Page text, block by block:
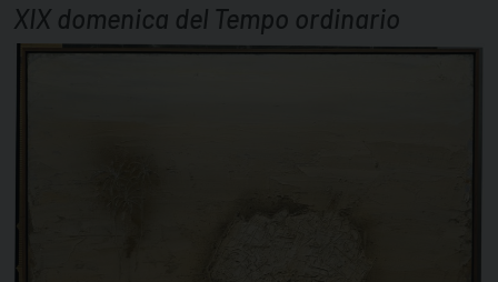
XIX domenica del Tempo ordinario